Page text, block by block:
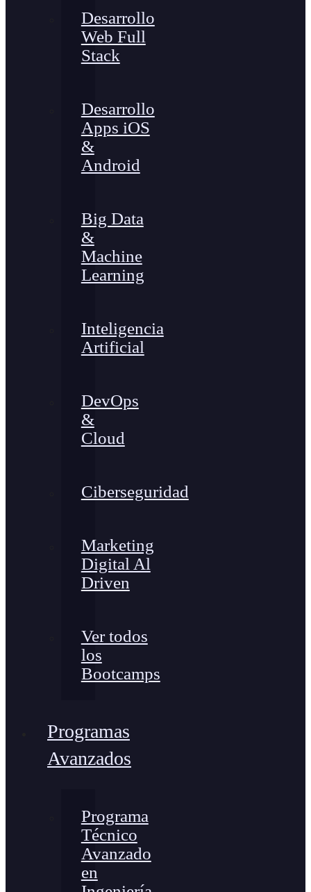
Desarrollo
Web Full
Stack
Desarrollo
Apps iOS
&
Android
Big Data
&
Machine
Learning
Inteligencia
Artificial
DevOps
&
Cloud
Ciberseguridad
Marketing
Digital Al
Driven
Ver todos
los
Bootcamps
Programas
Avanzados
Programa
Técnico
Avanzado
en